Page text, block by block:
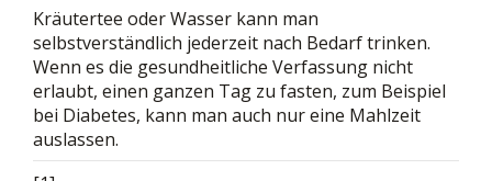
Kräutertee oder Wasser kann man
selbstverständlich jederzeit nach Bedarf trinken.
Wenn es die gesundheitliche Verfassung nicht
erlaubt, einen ganzen Tag zu fasten, zum Beispiel
bei Diabetes, kann man auch nur eine Mahlzeit
auslassen.